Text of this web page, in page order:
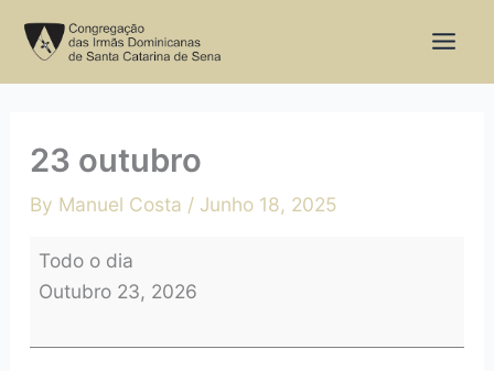
23 outubro
By Manuel Costa / Junho 18, 2025
outubro
Todo o dia
Outubro 23, 2026